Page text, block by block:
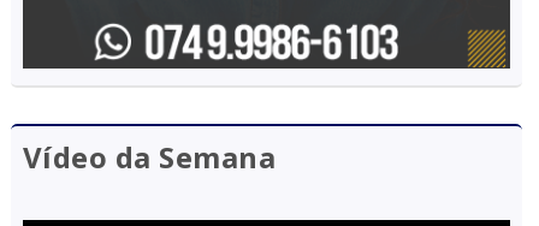
Vídeo da Semana